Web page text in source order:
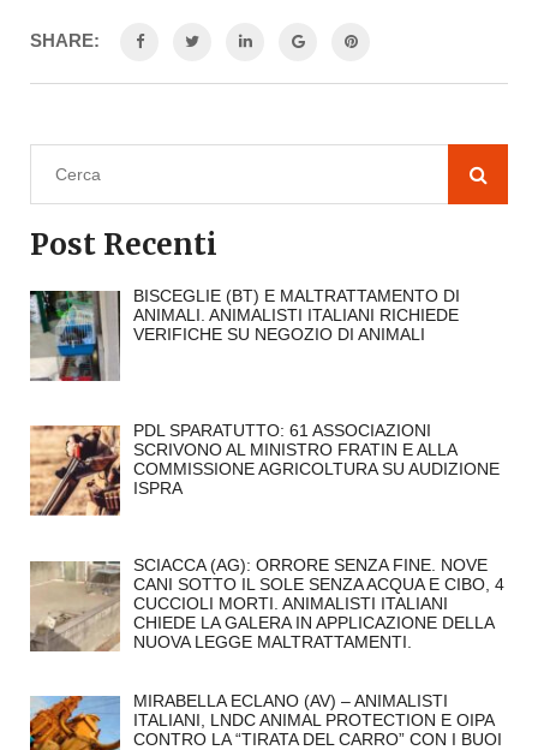
SHARE:
Post Recenti
BISCEGLIE (BT) E MALTRATTAMENTO DI
ANIMALI. ANIMALISTI ITALIANI RICHIEDE
VERIFICHE SU NEGOZIO DI ANIMALI
PDL SPARATUTTO: 61 ASSOCIAZIONI
SCRIVONO AL MINISTRO FRATIN E ALLA
COMMISSIONE AGRICOLTURA SU AUDIZIONE
ISPRA
SCIACCA (AG): ORRORE SENZA FINE. NOVE
CANI SOTTO IL SOLE SENZA ACQUA E CIBO, 4
CUCCIOLI MORTI. ANIMALISTI ITALIANI
CHIEDE LA GALERA IN APPLICAZIONE DELLA
NUOVA LEGGE MALTRATTAMENTI.
MIRABELLA ECLANO (AV) – ANIMALISTI
ITALIANI, LNDC ANIMAL PROTECTION E OIPA
CONTRO LA “TIRATA DEL CARRO” CON I BUOI